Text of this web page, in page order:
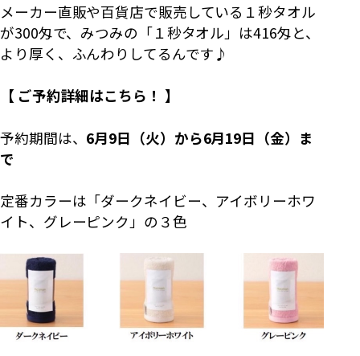
メーカー直販や百貨店で販売している１秒タオル
が300匁で、みつみの「１秒タオル」は416匁と、
より厚く、ふんわりしてるんです♪
【 ご予約詳細はこちら！ 】
予約期間は、 6月9日（火）から6月19日（金）ま
で
定番カラーは「ダークネイビー、アイボリーホワ
イト、グレーピンク」の３色